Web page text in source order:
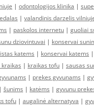
| odontologijos klinika |
| valandinis darzelis
| paskolos internetu | guoliai
dziovintuvai | konservai
katems | konservai katems |
| kraikas tofu | sausas
| prekes gyvunams |
| šunims | katėms | gyvunu
tofu | augalinė alternatyva |